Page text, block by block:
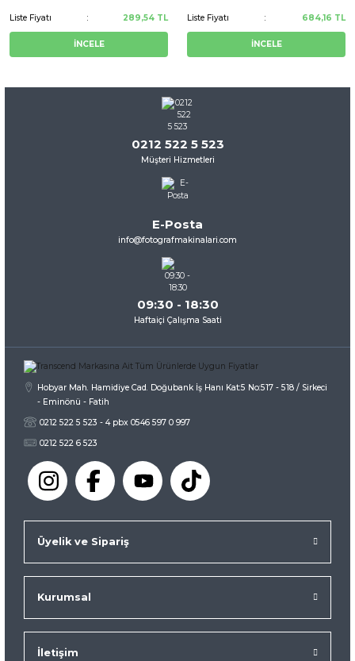
Liste Fiyatı 289,54 TL
İNCELE
Liste Fiyatı 684,16 TL
İNCELE
0212 522 5 523
Müşteri Hizmetleri
E-Posta
info@fotografmakinalari.com
09:30 - 18:30
Haftaiçi Çalışma Saati
Hobyar Mah. Hamidiye Cad. Doğubank İş Hanı Kat:5 No:517 - 518 / Sirkeci
- Eminönü - Fatih
0212 522 5 523 - 4 pbx 0546 597 0 997
0212 522 6 523
Üyelik ve Sipariş
Kurumsal
İletişim